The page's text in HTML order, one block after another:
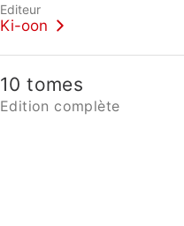
Editeur
Ki-oon
10 tomes
Edition complète